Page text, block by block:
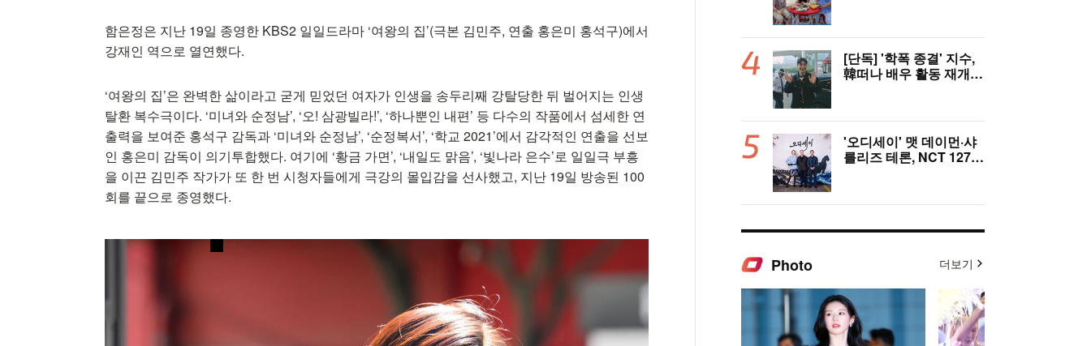
함은정은 지난 19일 종영한 KBS2 일일드라마 ‘여왕의 집’(극본 김민주, 연출 홍은미 홍석구)에서
강재인 역으로 열연했다.
‘여왕의 집’은 완벽한 삶이라고 굳게 믿었던 여자가 인생을 송두리째 강탈당한 뒤 벌어지는 인생
탈환 복수극이다. ‘미녀와 순정남’, ‘오! 삼광빌라!’, ‘하나뿐인 내편’ 등 다수의 작품에서 섬세한 연
출력을 보여준 홍석구 감독과 ‘미녀와 순정남’, ‘순정복서’, ‘학교 2021’에서 감각적인 연출을 선보
인 홍은미 감독이 의기투합했다. 여기에 ‘황금 가면’, ‘내일도 맑음’, ‘빛나라 은수’로 일일극 부흥
을 이끈 김민주 작가가 또 한 번 시청자들에게 극강의 몰입감을 선사했고, 지난 19일 방송된 100
회를 끝으로 종영했다.
[단독] '학폭 종결' 지수,
韓떠나 배우 활동 재개
터뷰)
'오디세이' 맷 데이먼·샤
를리즈 테론, NCT 127
Photo 더보기